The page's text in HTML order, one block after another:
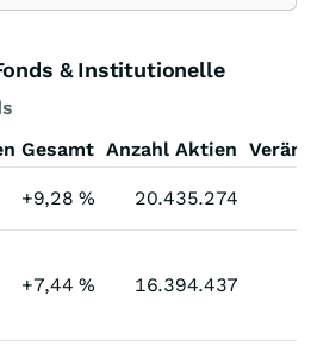
& Institutionelle
Gesamt Anzahl Aktien
+9,28% 20.435.274
+7,44% 16.394.437